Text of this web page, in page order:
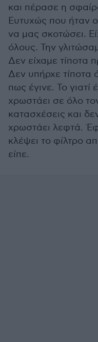
και πέρασε η
Ευτυχώς που ήταν
να μας σκοτώσει.
όλους. Την
Δεν είχαμε τίποτα
Δεν υπήρχε τίποτα
πως έγινε. Το γιατί
χρωστάει σε όλο
κατασχέσεις και
χρωστάει λεφτά.
κλέψει το φίλτρο
είπε.